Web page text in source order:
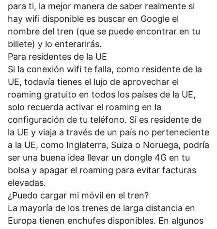
para ti, la mejor manera de saber realmente si
hay wifi disponible es buscar en Google el
nombre del tren (que se puede encontrar en tu
billete) y lo enterarirás.
Para residentes de la UE
Si la conexión wifi te falla, como residente de la
UE, todavía tienes el lujo de aprovechar el
roaming gratuito en todos los países de la UE,
solo recuerda activar el roaming en la
configuración de tu teléfono. Si es residente de
la UE y viaja a través de un país no perteneciente
a la UE, como Inglaterra, Suiza o Noruega, podría
ser una buena idea llevar un dongle 4G en tu
bolsa y apagar el roaming para evitar facturas
elevadas.
¿Puedo cargar mi móvil en el tren?
La mayoría de los trenes de larga distancia en
Europa tienen enchufes disponibles. En algunos